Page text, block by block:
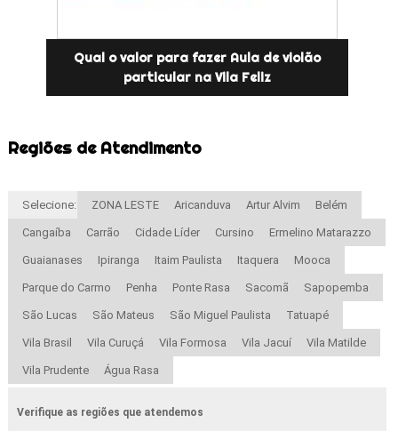
Qual o valor para fazer Aula de violão
particular na Vila Feliz
Regiões de Atendimento
Selecione: ZONA LESTE Aricanduva Artur Alvim Belém
Cangaíba Carrão Cidade Líder Cursino Ermelino Matarazzo
Guaianases Ipiranga Itaim Paulista Itaquera Mooca
Parque do Carmo Penha Ponte Rasa Sacomã Sapopemba
São Lucas São Mateus São Miguel Paulista Tatuapé
Vila Brasil Vila Curuçá Vila Formosa Vila Jacuí Vila Matilde
Vila Prudente Água Rasa
Verifique as regiões que atendemos